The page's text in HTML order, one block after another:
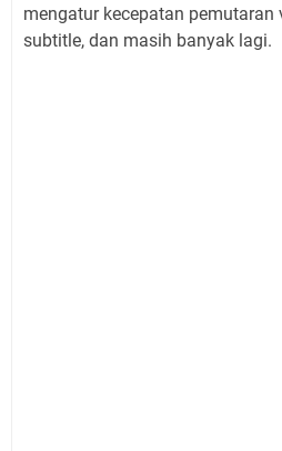
mengatur kecepatan pemutaran
subtitle, dan masih banyak lagi.